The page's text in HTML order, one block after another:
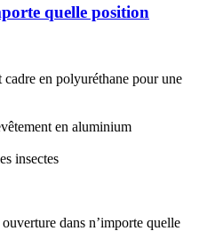
quelle position
en polyuréthane pour une
en aluminium
insectes
dans n’importe quelle